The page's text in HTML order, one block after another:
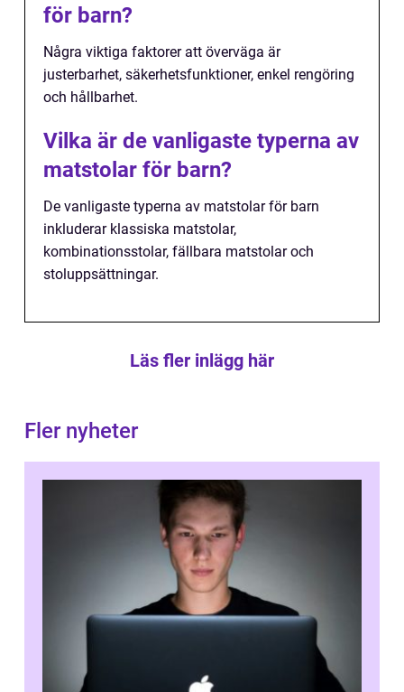
för barn?
Några viktiga faktorer att överväga är
justerbarhet, säkerhetsfunktioner, enkel rengöring
och hållbarhet.
Vilka är de vanligaste typerna av
matstolar för barn?
De vanligaste typerna av matstolar för barn
inkluderar klassiska matstolar,
kombinationsstolar, fällbara matstolar och
stoluppsättningar.
Läs fler inlägg här
Fler nyheter